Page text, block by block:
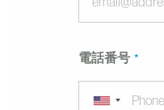
電話番号